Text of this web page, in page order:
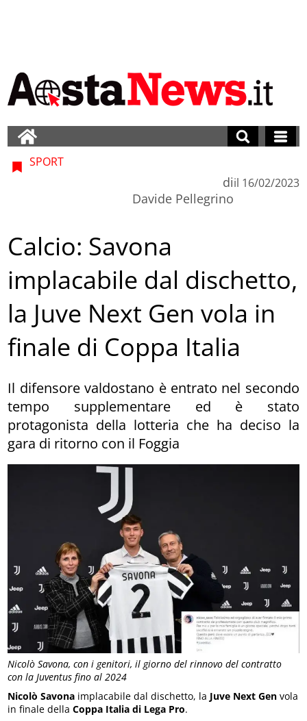
Nicolò Savona, con i genitori, il giorno del rinnovo del contratto
con la Juventus fino al 2024
SPORT
di
Davide Pellegrino
il 16/02/2023
Calcio: Savona
implacabile dal dischetto,
la Juve Next Gen vola in
finale di Coppa Italia
Il difensore valdostano è entrato nel secondo
tempo supplementare ed è stato
protagonista della lotteria che ha deciso la
gara di ritorno con il Foggia
Nicolò Savona implacabile dal dischetto, la Juve Next Gen vola
in finale dellaCoppa Italia di Lega Pro.